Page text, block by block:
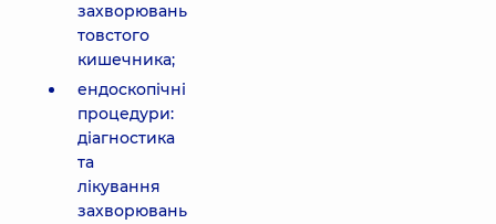
захворювань
товстого
кишечника;
ендоскопічні
процедури:
діагностика
та
лікування
захворювань